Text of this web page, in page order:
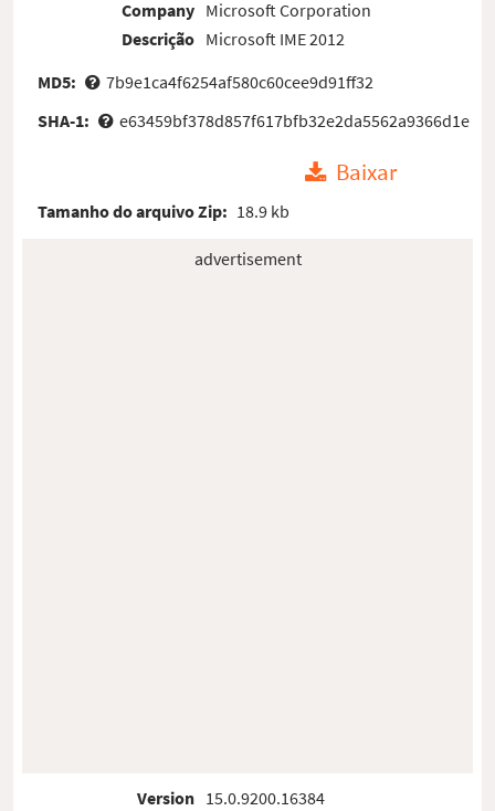
Company
Descrição
Microsoft Corporation
Microsoft IME 2012
MD5:
7b9e1ca4f6254af580c60cee9d91ff32
SHA-1:
e63459bf378d857f617bfb32e2da5562a9366d1e
Baixar
Tamanho do arquivo Zip: 18.9 kb
advertisement
Version 15.0.9200.16384